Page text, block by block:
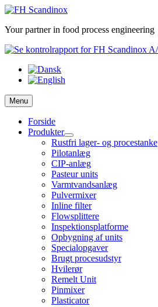
Skip
content
Your partner in food process engineering
Menu
Forside
Produkter
Rustfri lager- og procestanke
Pilotanlæg
CIP-anlæg
Pasteur units
Varmtvandsanlæg
Pulvermixer
Inline filter
Flowsplittere
Inspektionsplatforme
Opbygning af units
Specialopgaver
Brugt procesudstyr
Hvilerør
Remelt Unit
Pinmixer
Plasticator